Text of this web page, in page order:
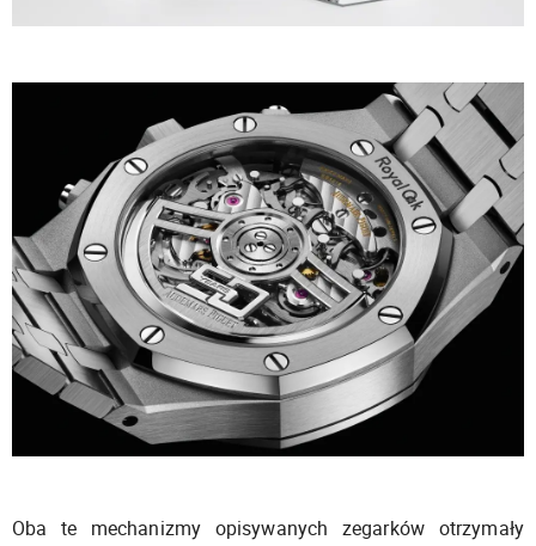
Oba te mechanizmy opisywanych zegarków otrzymały